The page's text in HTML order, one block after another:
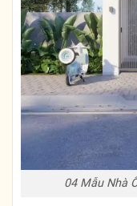
04 Mẫu Nhà